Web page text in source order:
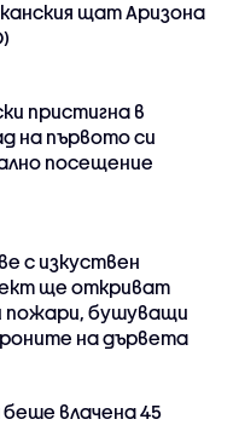
щат Аризона
пристигна в
на първото си
посещение
с изкуствен
ще откриват
пожари, бушуващи
на дървета
влачена 45